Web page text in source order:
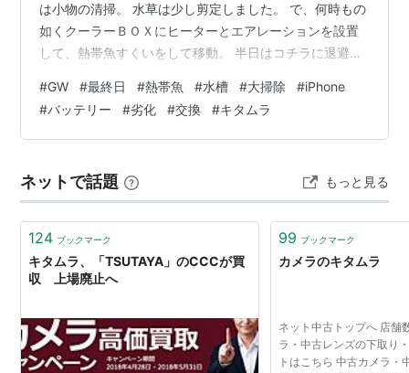
は小物の清掃。 水草は少し剪定しました。 で、何時もの
如くクーラーＢＯＸにヒーターとエアレーションを設置
して、熱帯魚すくいをして移動。 半日はコチラに退避し
ぐように洗います。 結構、フンがこびり付いてるので毎
年時間が掛かります。 で、修羅場＆佳境の映像ｗ 今日は
急遽、午後から予定が入ったので慌てています。 なんと
日に魚を入れたいんですが、まあ今日ブチ込みます＾
＾； 明日はもう会社なの…
#GW #最終日 #熱帯魚 #水槽 #大掃除 #iPhone
#バッテリー #劣化 #交換 #キタムラ
ネットで話題 もっと見る
124 ブックマーク
キタムラ、「TSUTAYA」のCCCが買
収 上場廃止へ
99 ブックマーク
カメラのキタムラ
ネット中古トップへ 店舗
ラ・中古レンズの下取り
トはこちら 中古カメラ・